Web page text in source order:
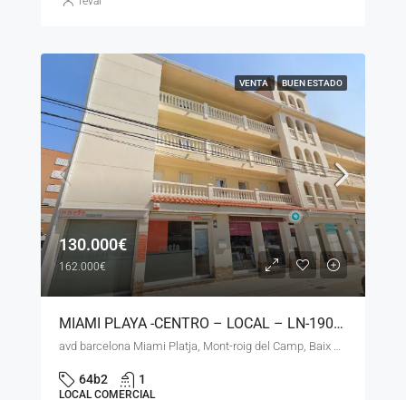
VENTA BUEN ESTADO
130.000€
162.000€
MIAMI PLAYA -CENTRO – LOCAL – LN-190326 –
avd barcelona Miami Platja, Mont-roig del Camp, Baix Camp, Tarragona, Catalunya, 43300, España
64b2 1
LOCAL COMERCIAL